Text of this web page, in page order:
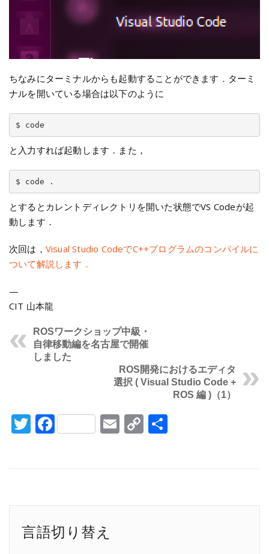
ちなみにターミナルからも起動することができます．ターミ
ナルを開いている場合は以下のように
$ code
と入力すれば起動します．また，
$ code .
とするとカレントディレクトリを開いた状態でVS Codeが起
動します．
次回は， Visual Studio CodeでC++プログラムのコンパイルに
ついて解説します．
—
CIT 山本龍
ROSワークショップ中級・
自律移動編を名古屋で開催
しました
ROS開発におけるエディタ
選択 ( Visual Studio Code +
ROS 編 )（1）
Twitter
FacebookEmail
Copy
言語切り替え